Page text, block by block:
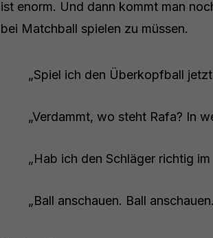
ist enorm. Und dann kommt man
bei Matchball spielen zu müssen.
„Spiel ich den Überkopfball
„Verdammt, wo steht Rafa? In
„Hab ich den Schläger richtig
„Ball anschauen. Ball